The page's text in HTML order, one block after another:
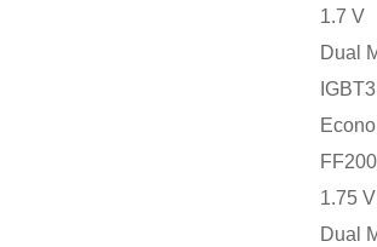
1.7 V
Dual
1.75
Dual